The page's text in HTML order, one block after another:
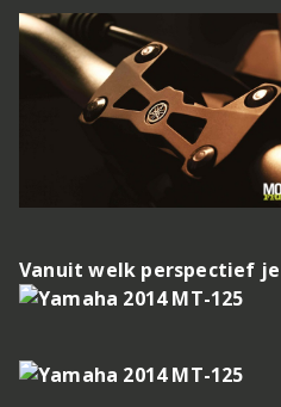
Vanuit welk perspectief